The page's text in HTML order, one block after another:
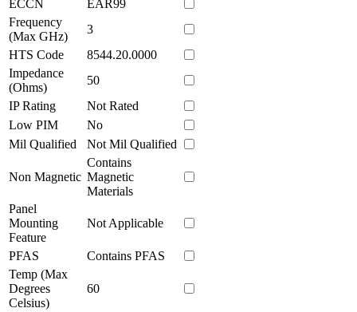
ECCN
EAR99
Frequency
(Max GHz)
3
HTS Code
8544.20.0000
Impedance
(Ohms)
50
IP Rating
Not Rated
Low PIM
No
Mil Qualified
Not Mil Qualified
Non Magnetic
Contains
Magnetic
Materials
Panel
Mounting
Feature
Not Applicable
PFAS
Contains PFAS
Temp (Max
Degrees
Celsius)
60